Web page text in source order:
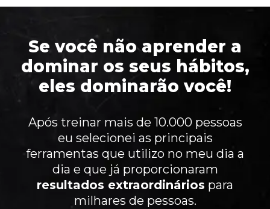
Se você não aprender a
dominar os seus hábitos,
eles dominarão você!
Após treinar mais de 10.000 pessoas
eu selecionei as principais
ferramentas que utilizo no meu dia a
dia e que já proporcionaram
resultados extraordinários para
milhares de pessoas.